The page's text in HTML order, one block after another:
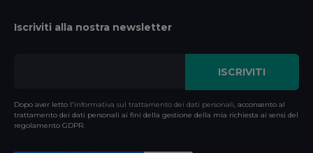
Iscriviti alla nostra newsletter
Dopo aver letto l'informativa sul trattamento dei dati personali, acconsento al
trattamento dei dati personali ai fini della gestione della mia richiesta ai sensi del
regolamento GDPR.